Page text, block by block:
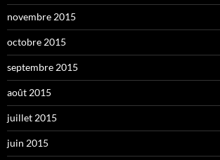
novembre 2015
octobre 2015
septembre 2015
août 2015
juillet 2015
juin 2015